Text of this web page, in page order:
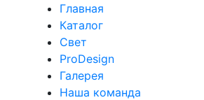
Главная
Каталог
Свет
ProDesign
Галерея
Наша команда